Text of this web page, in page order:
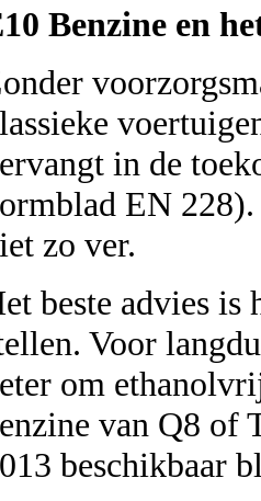
Benzine en
in de
EN
zo ver.
beste advies
Voor
om
van Q8 of
beschikbaar